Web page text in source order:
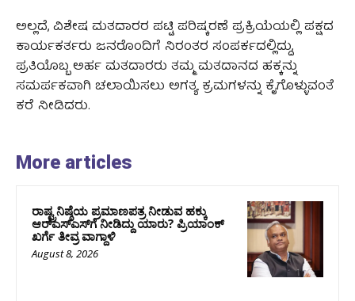
ಅಲ್ಲದೆ, ವಿಶೇಷ ಮತದಾರರ ಪಟ್ಟಿ ಪರಿಷ್ಕರಣೆ ಪ್ರಕ್ರಿಯೆಯಲ್ಲಿ ಪಕ್ಷದ
ಕಾರ್ಯಕರ್ತರು ಜನರೊಂದಿಗೆ ನಿರಂತರ ಸಂಪರ್ಕದಲ್ಲಿದ್ದು,
ಪ್ರತಿಯೊಬ್ಬ ಅರ್ಹ ಮತದಾರರು ತಮ್ಮ ಮತದಾನದ ಹಕ್ಕನ್ನು
ಸಮರ್ಪಕವಾಗಿ ಚಲಾಯಿಸಲು ಅಗತ್ಯ ಕ್ರಮಗಳನ್ನು ಕೈಗೊಳ್ಳುವಂತೆ
ಕರೆ ನೀಡಿದರು.
More articles
ರಾಷ್ಟ್ರನಿಷ್ಠೆಯ ಪ್ರಮಾಣಪತ್ರ ನೀಡುವ ಹಕ್ಕು
ಆರ್‌ಎಸ್‌ಎಸ್‌ಗೆ ನೀಡಿದ್ದು ಯಾರು? ಪ್ರಿಯಾಂಕ್
ಖರ್ಗೆ ತೀವ್ರ ವಾಗ್ದಾಳಿ
August 8, 2026